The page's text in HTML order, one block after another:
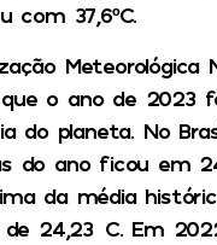
com 37,6ºC.
Meteorológica
o ano de 2023
do planeta. No
do ano ficou em
da média
de 24,23°C. Em